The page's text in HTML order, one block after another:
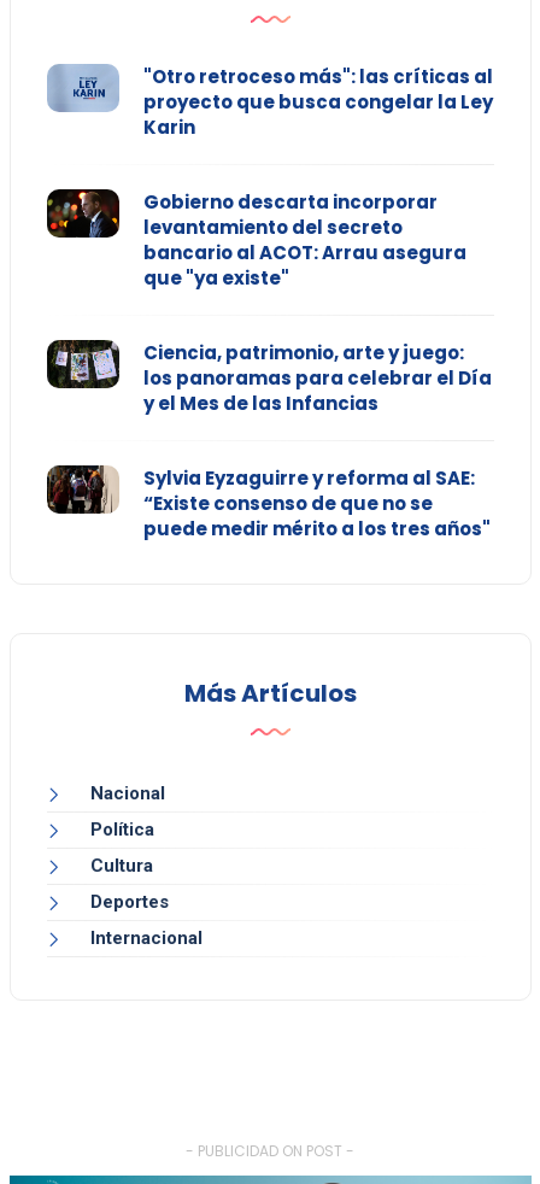
"Otro retroceso más": las críticas al
proyecto que busca congelar la Ley
Karin
Gobierno descarta incorporar
levantamiento del secreto
bancario al ACOT: Arrau asegura
que "ya existe"
Ciencia, patrimonio, arte y juego:
los panoramas para celebrar el Día
y el Mes de las Infancias
Sylvia Eyzaguirre y reforma al SAE:
“Existe consenso de que no se
puede medir mérito a los tres años"
Más Artículos
Nacional
Política
Cultura
Deportes
Internacional
- PUBLICIDAD ON POST -